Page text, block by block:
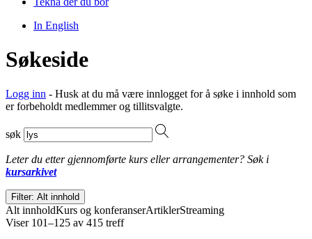
In English
Søkeside
Logg inn - Husk at du må være innlogget for å søke i innhold som
er forbeholdt medlemmer og tillitsvalgte.
søk
Leter du etter gjennomførte kurs eller arrangementer? Søk i
kursarkivet
Filter: Alt innhold
Alt innholdKurs og konferanserArtiklerStreaming
Viser 101–125 av 415 treff